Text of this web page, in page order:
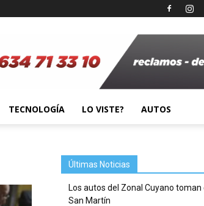
TECNOLOGÍA LO VISTE? AUTOS
Últimas Noticias
Los autos del Zonal Cuyano toman
San Martín